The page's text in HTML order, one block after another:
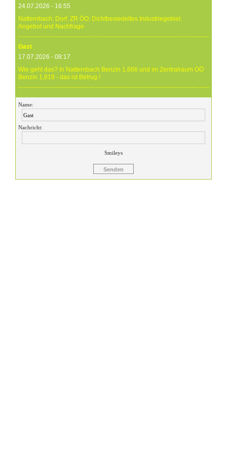
24.07.2026 - 16:55
Natternbach: Dorf. ZR ÖO: Dichtbesiedeltes Industriegebiet.
Angebot und Nachfrage
Gast
17.07.2026 - 08:17
Wie geht das? In Natternbach Benzin 1,666 und im Zentralraum OÖ
Benzin 1,819 - das ist Betrug !
Gast
17.07.2026 - 07:05
Eure Preise eher Märchenstunde :-) Vorort nix zu sehen !
24.06.26 20.00 Uhr OMV Attnang: Der hier angegebene Dieselpreis
mit 1,699 ist aktuell ein viel höherer....
Name:
Nachricht:
Smileys